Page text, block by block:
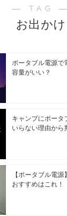
― TAG ―
お出かけ
ポータブル電源で
容量がいい？
キャンプにポータ
いらない理由から
【ポータブル電
おすすめはこれ！